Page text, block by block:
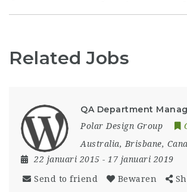
Related Jobs
QA Department
Polar Design Group
Australia, Brisbane,
22 januari 2015 - 17 januari 2019
Send to friend Bewaren